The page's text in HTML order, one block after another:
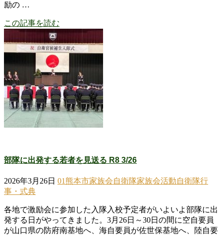
励の …
この記事を読む
部隊に出発する若者を見送る R8 3/26
2026年3月26日 01熊本市家族会自衛隊家族会活動自衛隊行
事・式典
各地で激励会に参加した入隊入校予定者がいよいよ部隊に出
発する日がやってきました。3月26日～30日の間に空自要員
が山口県の防府南基地へ、海自要員が佐世保基地へ、陸自要